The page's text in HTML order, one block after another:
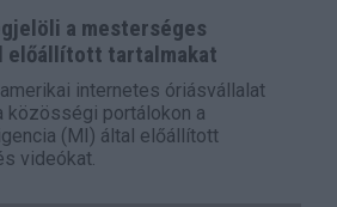
a mesterséges
előállított tartalmakat
internetes óriásvállalat
közösségi portálokon a
(MI) által előállított
videókat.